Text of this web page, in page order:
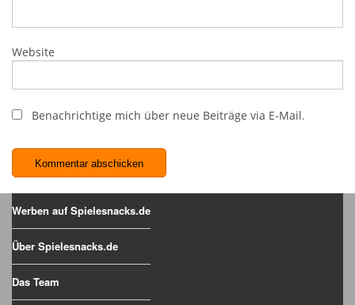
Website
Benachrichtige mich über neue Beiträge via E-Mail.
Werben auf Spielesnacks.de
Über Spielesnacks.de
Das Team